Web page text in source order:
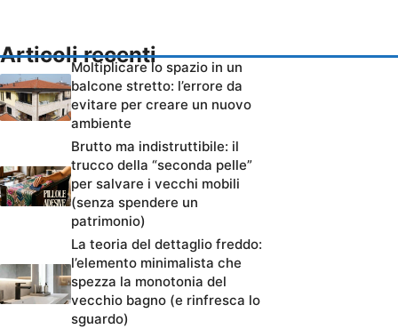
Articoli recenti
Moltiplicare lo spazio in un
balcone stretto: l’errore da
evitare per creare un nuovo
ambiente
Brutto ma indistruttibile: il
trucco della “seconda pelle”
per salvare i vecchi mobili
(senza spendere un
patrimonio)
La teoria del dettaglio freddo:
l’elemento minimalista che
spezza la monotonia del
vecchio bagno (e rinfresca lo
sguardo)